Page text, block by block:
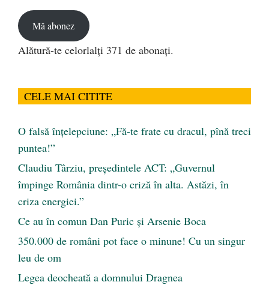
Mă abonez
Alătură-te celorlalți 371 de abonați.
CELE MAI CITITE
O falsă înțelepciune: „Fă-te frate cu dracul, pînă treci
puntea!”
Claudiu Târziu, președintele ACT: „Guvernul
împinge România dintr-o criză în alta. Astăzi, în
criza energiei.”
Ce au în comun Dan Puric şi Arsenie Boca
350.000 de români pot face o minune! Cu un singur
leu de om
Legea deocheată a domnului Dragnea